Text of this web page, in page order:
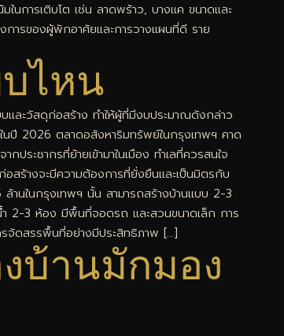
นการเติบโต เช่น ลาดพร้าว, บางแค ขนาดและ
การของผู้พักอาศัยและการวางแผนที่ดี ราย
บไหน
และวัสดุก่อสร้าง ทำให้ผู้ที่มีงบประมาณดังกล่าว
ปี 2026 ตลาดอสังหาริมทรัพย์ในกรุงเทพฯ คาด
ระชากรที่ย้ายเข้ามาในเมือง ทำเลที่ควรสนใจ
สร้างจะมีความต้องการที่ยั่งยืนและเป็นมิตรกับ
านในกรุงเทพฯ นั้น สามารถสร้างบ้านแบบ 2-3
2-3 ห้อง มีพื้นที่จอดรถ และสวนขนาดเล็ก การ
จัดสรรพื้นที่อย่างมีประสิทธิภาพ […]
บ้านมักมอง